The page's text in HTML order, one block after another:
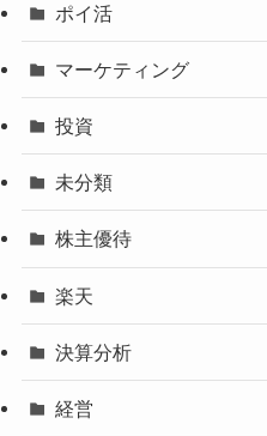
ポイ活
マーケティング
投資
未分類
株主優待
楽天
決算分析
経営